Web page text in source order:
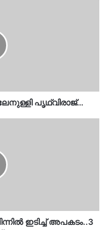
പൃഥ്വിരാജ്…
ഇടിച്ച് അപകടം..3